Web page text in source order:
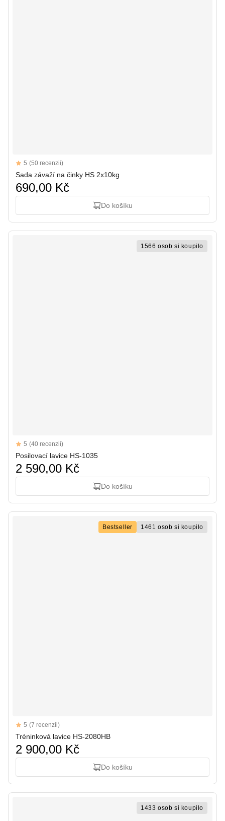
Reviews
5 out of 5 stars
5 (50 recenzii)
Sada závaží na činky HS 2x10kg
690,00 Kč
Do košíku
1566 osob si koupilo
Reviews
5 out of 5 stars
5 (40 recenzii)
Posilovací lavice HS-1035
2 590,00 Kč
Do košíku
Bestseller 1461 osob si koupilo
Reviews
5 out of 5 stars
5 (7 recenzii)
Tréninková lavice HS-2080HB
2 900,00 Kč
Do košíku
1433 osob si koupilo